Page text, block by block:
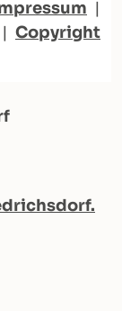
|
| Copyright